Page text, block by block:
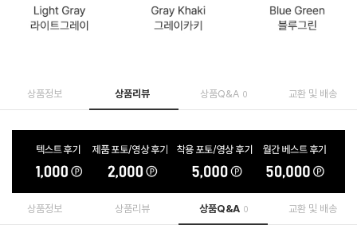
상품정보 상품리뷰 상품Q&A 0 교환 및 배송
상품정보 상품리뷰 상품Q&A 0 교환 및 배송